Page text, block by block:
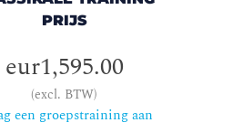
PRIJS
eur1,595.00
(excl. BTW)
een groepstraining aan